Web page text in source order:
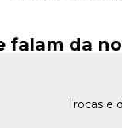
falam da
Trocas e